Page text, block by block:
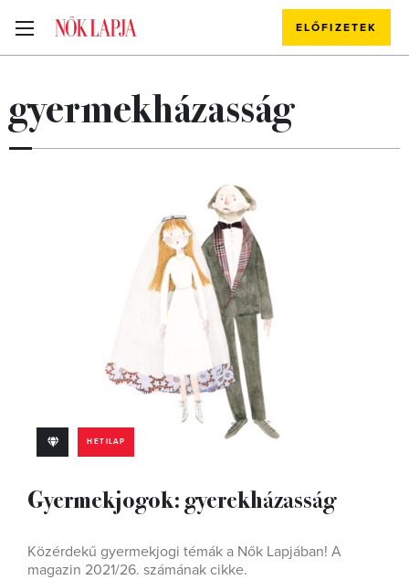
ELŐFIZETEK
gyermekházasság
HETILAP
Gyermekjogok: gyerekházasság
Közérdekű gyermekjogi témák a Nők Lapjában! A
magazin 2021/26. számának cikke.